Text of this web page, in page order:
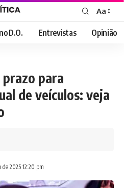
Font
Resizer
Aa
D.O. Entrevistas Opinião
prazo para
de veículos: veja
2025 12:20 pm